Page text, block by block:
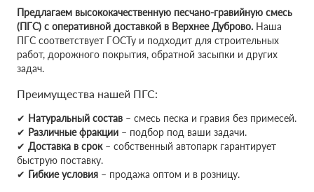
Предлагаем высококачественную песчано-гравийную смесь
(ПГС) с оперативной доставкой в Верхнее Дуброво. Наша
ПГС соответствует ГОСТу и подходит для строительных
работ, дорожного покрытия, обратной засыпки и других
задач.
Преимущества нашей ПГС:
✔ Натуральный состав – смесь песка и гравия без примесей.
✔ Различные фракции – подбор под ваши задачи.
✔ Доставка в срок– собственный автопарк гарантирует
быструю поставку.
✔ Гибкие условия – продажа оптом и в розницу.